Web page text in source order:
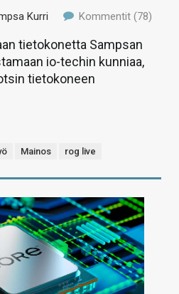
Kurri Kommentit (78)
tietokonetta Sampsan
io-techin kunniaa,
tietokoneen
Mainos rog live